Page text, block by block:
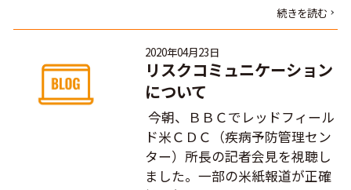
続きを読む
2020年04月23日
リスクコミュニケーション
について
今朝、ＢＢＣでレッドフィール
ド米ＣＤＣ（疾病予防管理セン
ター）所長の記者会見を視聴し
ました。一部の米紙報道が正確